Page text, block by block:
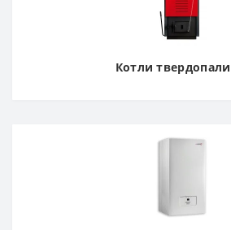
Котли